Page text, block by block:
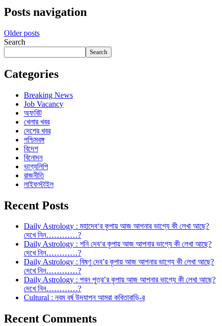
Posts navigation
Older posts
Search
Search
Categories
Breaking News
Job Vacancy
অফবিট
খেলার খবর
দেশের খবর
পশ্চিমবঙ্গ
বিদেশ
বিনোদন
ভাগ্যলিপি
রাজনীতি
লাইফস্টাইল
Recent Posts
Daily Astrology : মহাদেব‘র কৃপায় আজ আপনার ভাগ্যে কী লেখা আছে?
দেখে নিন…………?
Daily Astrology : শনি দেব‘র কৃপায় আজ আপনার ভাগ্যে কী লেখা আছে?
দেখে নিন…………?
Daily Astrology : বিষ্ণু দেব’র কৃপায় আজ আপনার ভাগ্যে কী লেখা আছে?
দেখে নিন…………?
Daily Astrology : পবন পুত্র’র কৃপায় আজ আপনার ভাগ্যে কী লেখা আছে?
দেখে নিন…………?
Cultural : নবম বর্ষ উদযাপন আমরা কবিতাবাড়ি-র
Recent Comments